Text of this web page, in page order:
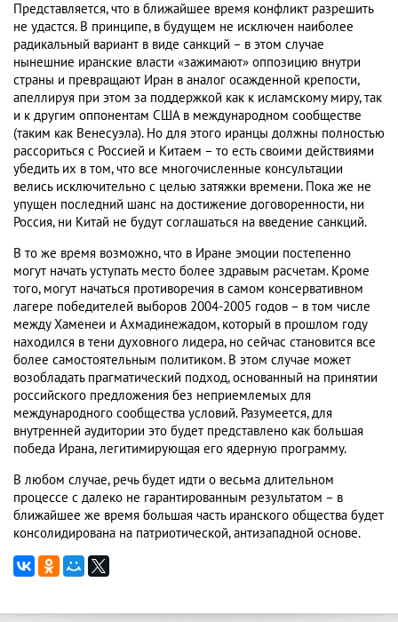
Представляется, что в ближайшее время конфликт разрешить
не удастся. В принципе, в будущем не исключен наиболее
радикальный вариант в виде санкций – в этом случае
нынешние иранские власти «зажимают» оппозицию внутри
страны и превращают Иран в аналог осажденной крепости,
апеллируя при этом за поддержкой как к исламскому миру, так
и к другим оппонентам США в международном сообществе
(таким как Венесуэла). Но для этого иранцы должны полностью
рассориться с Россией и Китаем – то есть своими действиями
убедить их в том, что все многочисленные консультации
велись исключительно с целью затяжки времени. Пока же не
упущен последний шанс на достижение договоренности, ни
Россия, ни Китай не будут соглашаться на введение санкций.
В то же время возможно, что в Иране эмоции постепенно
могут начать уступать место более здравым расчетам. Кроме
того, могут начаться противоречия в самом консервативном
лагере победителей выборов 2004-2005 годов – в том числе
между Хаменеи и Ахмадинежадом, который в прошлом году
находился в тени духовного лидера, но сейчас становится все
более самостоятельным политиком. В этом случае может
возобладать прагматический подход, основанный на принятии
российского предложения без неприемлемых для
международного сообщества условий. Разумеется, для
внутренней аудитории это будет представлено как большая
победа Ирана, легитимирующая его ядерную программу.
В любом случае, речь будет идти о весьма длительном
процессе с далеко не гарантированным результатом – в
ближайшее же время большая часть иранского общества будет
консолидирована на патриотической, антизападной основе.